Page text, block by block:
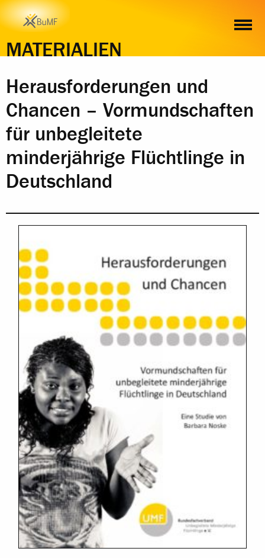
MATERIALIEN
INHALT
Herausforderungen und
Chancen – Vormundschaften
für unbegleitete
minderjährige Flüchtlinge in
Deutschland